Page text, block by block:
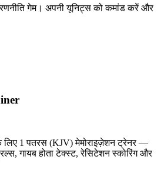
गेम। अपनी यूनिट्स को कमांड करें और
लिए 1 पतरस (KJV) मेमोराइज़ेशन ट्रेनर —
गायब होता टेक्स्ट, रेसिटेशन स्कोरिंग और